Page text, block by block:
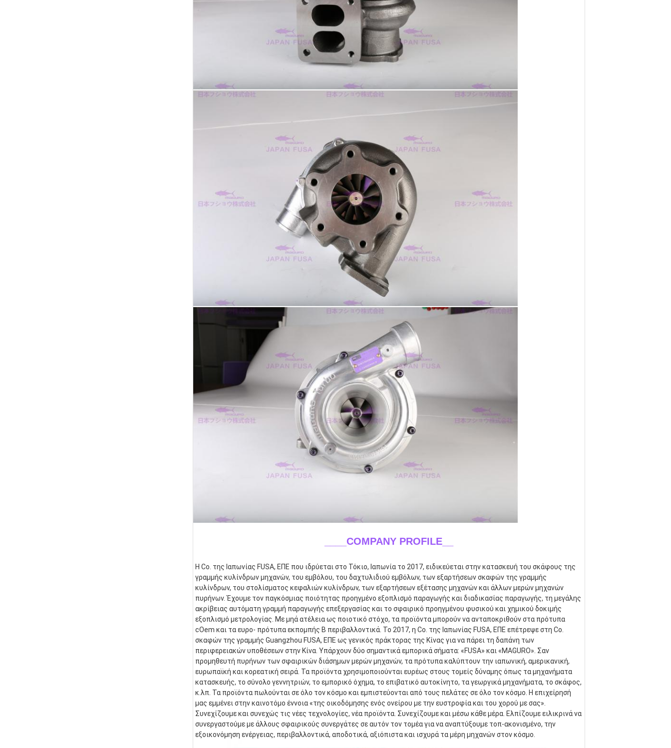
____COMPANY PROFILE__
Η Co. της Ιαπωνίας FUSA, ΕΠΕ που ιδρύεται στο Τόκιο, Ιαπωνία το 2017, ειδικεύεται στην κατασκευή του σκάφους της
γραμμής κυλίνδρων μηχανών, του εμβόλου, του δαχτυλιδιού εμβόλων, των εξαρτήσεων σκαφών της γραμμής
κυλίνδρων, του στολίσματος κεφαλιών κυλίνδρων, των εξαρτήσεων εξέτασης μηχανών και άλλων μερών μηχανών
πυρήνων. Έχουμε τον παγκόσμιας ποιότητας προηγμένο εξοπλισμό παραγωγής και διαδικασίας παραγωγής, τη μεγάλης
ακρίβειας αυτόματη γραμμή παραγωγής επεξεργασίας και το σφαιρικό προηγμένου φυσικού και χημικού δοκιμής
εξοπλισμό μετρολογίας. Με μηά ατέλεια ως ποιοτικό στόχο, τα προϊόντα μπορούν να ανταποκριθούν στα πρότυπα
cOem και τα ευρο- πρότυπα εκπομπής Β περιβαλλοντικά. Το 2017, η Co. της Ιαπωνίας FUSA, ΕΠΕ επέτρεψε στη Co.
σκαφών της γραμμής Guangzhou FUSA, ΕΠΕ ως γενικός πράκτορας της Κίνας για να πάρει τη δαπάνη των
περιφερειακών υποθέσεων στην Κίνα. Υπάρχουν δύο σημαντικά εμπορικά σήματα: «FUSA» και «MAGURO». Σαν
προμηθευτή πυρήνων των σφαιρικών διάσημων μερών μηχανών, τα πρότυπα καλύπτουν την ιαπωνική, αμερικανική,
ευρωπαϊκή και κορεατική σειρά. Τα προϊόντα χρησιμοποιούνται ευρέως στους τομείς δύναμης όπως τα μηχανήματα
κατασκευής, το σύνολο γεννητριών, το εμπορικό όχημα, το επιβατικό αυτοκίνητο, τα γεωργικά μηχανήματα, το σκάφος,
κ.λπ. Τα προϊόντα πωλούνται σε όλο τον κόσμο και εμπιστεύονται από τους πελάτες σε όλο τον κόσμο. Η επιχείρησή
μας εμμένει στην καινοτόμο έννοια «της οικοδόμησης ενός ονείρου με την ευστροφία και του χορού με σας».
Συνεχίζουμε και συνεχώς τις νέες τεχνολογίες, νέα προϊόντα. Συνεχίζουμε και μέσω κάθε μέρα. Ελπίζουμε ειλικρινά να
συνεργαστούμε με άλλους σφαιρικούς συνεργάτες σε αυτόν τον τομέα για να αναπτύξουμε τοπ-ακονισμένο, την
εξοικονόμηση ενέργειας, περιβαλλοντικά, αποδοτικά, αξιόπιστα και ισχυρά τα μέρη μηχανών στον κόσμο.